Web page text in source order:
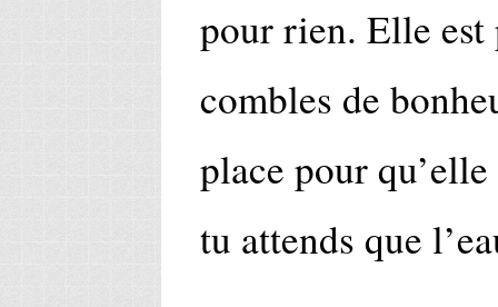
pour rien. Elle est
combles de
place pour
tu attends que